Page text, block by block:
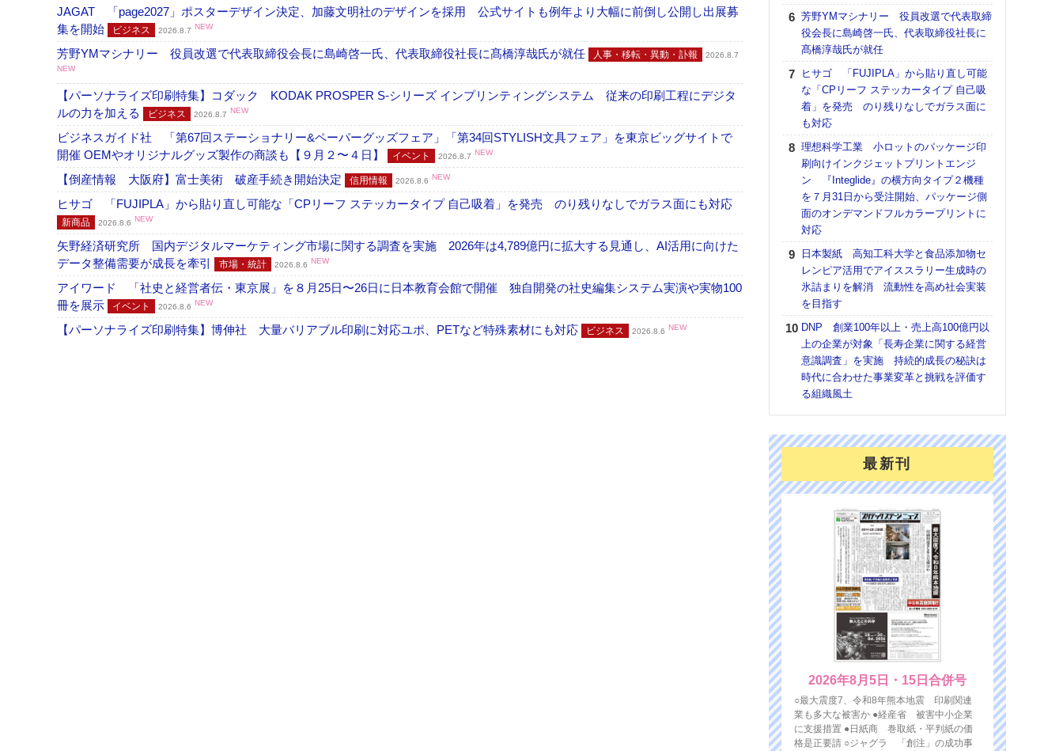
JAGAT 「page2027」ポスターデザイン決定、加藤文明社のデザインを採用 公式サイトも例年より大幅に前倒し公開し出展募
集を開始
ビジネス 2026.8.7 NEW
芳野YMマシナリー 役員改選で代表取締役会長に島崎啓一氏、代表取締役社長に髙橋淳哉氏が就任 人事・移転・異動・訃報
2026.8.7
NEW
【パーソナライズ印刷特集】コダック KODAK PROSPER S-シリーズ インプリンティングシステム 従来の印刷工程にデジタ
ルの力を加える
ビジネス 2026.8.7 NEW
ビジネスガイド社 「第67回ステーショナリー&ペーパーグッズフェア」「第34回STYLISH文具フェア」を東京ビッグサイトで
開催 OEMやオリジナルグッズ製作の商談も【９月２〜４日】
イベント 2026.8.7 NEW
【倒産情報 大阪府】富士美術 破産手続き開始決定 信用情報 2026.8.6 NEW
ヒサゴ 「FUJIPLA」から貼り直し可能な「CPリーフ ステッカータイプ 自己吸着」を発売 のり残りなしでガラス面にも対応
新商品 2026.8.6 NEW
矢野経済研究所 国内デジタルマーケティング市場に関する調査を実施 2026年は4,789億円に拡大する見通し、AI活用に向けた
データ整備需要が成長を牽引
市場・統計 2026.8.6 NEW
アイワード 「社史と経営者伝・東京展」を８月25日〜26日に日本教育会館で開催 独自開発の社史編集システム実演や実物100
冊を展示
イベント 2026.8.6 NEW
【パーソナライズ印刷特集】博伸社 大量バリアブル印刷に対応ユポ、PETなど特殊素材にも対応 ビジネス 2026.8.6 NEW
芳野YMマシナリー 役員改選で代表取締
役会長に島崎啓一氏、代表取締役社長に
髙橋淳哉氏が就任
ヒサゴ 「FUJIPLA」から貼り直し可能
な「CPリーフ ステッカータイプ 自己吸
着」を発売 のり残りなしでガラス面に
も対応
理想科学工業 小ロットのパッケージ印
刷向けインクジェットプリントエンジ
ン 『Integlide』の横方向タイプ２機種
を７月31日から受注開始、パッケージ側
面のオンデマンドフルカラープリントに
対応
日本製紙 高知工科大学と食品添加物セ
レンピア活用でアイススラリー生成時の
氷詰まりを解消 流動性を高め社会実装
を目指す
DNP 創業100年以上・売上高100億円以
上の企業が対象「長寿企業に関する経営
意識調査」を実施 持続的成長の秘訣は
時代に合わせた事業変革と挑戦を評価す
る組織風土
最新刊
2026年8月5日・15日合併号
○最大震度7、令和8年熊本地震 印刷関連
業も多大な被害か ●経産省 被害中小企業
に支援措置 ●日紙商 巻取紙・平判紙の価
格是正要請 ○ジャグラ 「創注」の成功事